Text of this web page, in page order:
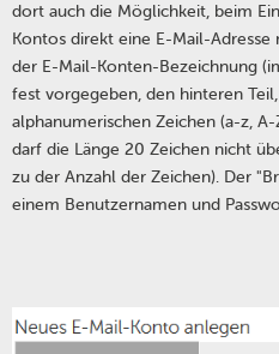
dort auch die Möglichkeit, beim
Kontos direkt eine E-Mail-
der E-Mail-Konten-Bezeichnung
fest vorgegeben, den hinteren
alphanumerischen Zeichen (a-z,
darf die Länge 20 Zeichen nicht
zu der Anzahl der Zeichen). Der
einem Benutzernamen und